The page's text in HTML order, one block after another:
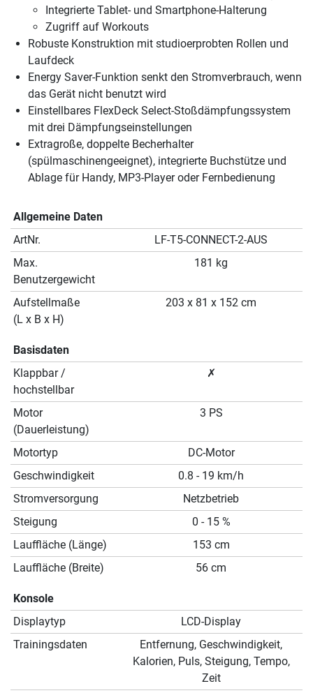
Integrierte Tablet- und Smartphone-Halterung
Zugriff auf Workouts
Robuste Konstruktion mit studioerprobten Rollen und
Laufdeck
Energy Saver-Funktion senkt den Stromverbrauch, wenn
das Gerät nicht benutzt wird
Einstellbares FlexDeck Select-Stoßdämpfungssystem
mit drei Dämpfungseinstellungen
Extragroße, doppelte Becherhalter
(spülmaschinengeeignet), integrierte Buchstütze und
Ablage für Handy, MP3-Player oder Fernbedienung
Allgemeine Daten
ArtNr.
LF-T5-CONNECT-2-AUS
Max.
Benutzergewicht
181 kg
Aufstellmaße
(L x B x H)
203 x 81 x 152 cm
Basisdaten
Klappbar /
hochstellbar
✗
Motor
(Dauerleistung)
3 PS
Motortyp
DC-Motor
Geschwindigkeit
0.8 - 19 km/h
Stromversorgung
Netzbetrieb
Steigung
0 - 15 %
Lauffläche (Länge)
153 cm
Lauffläche (Breite)
56 cm
Konsole
Displaytyp
LCD-Display
Trainingsdaten
Entfernung, Geschwindigkeit,
Kalorien, Puls, Steigung, Tempo,
Zeit